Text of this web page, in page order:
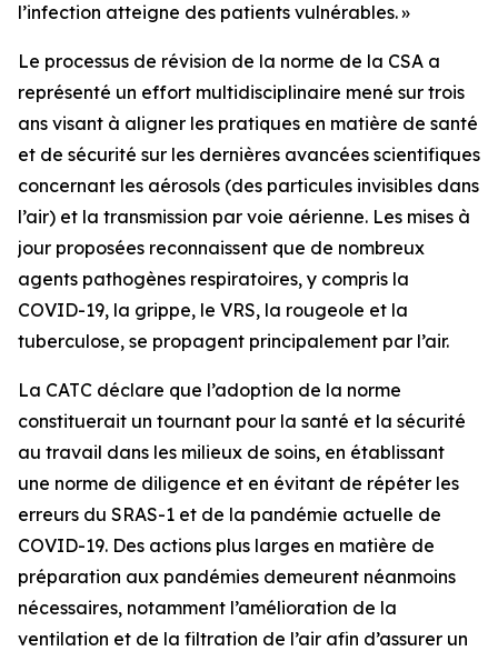
l’infection atteigne des patients vulnérables. »
Le processus de révision de la norme de la CSA a
représenté un effort multidisciplinaire mené sur trois
ans visant à aligner les pratiques en matière de santé
et de sécurité sur les dernières avancées scientifiques
concernant les aérosols (des particules invisibles dans
l’air) et la transmission par voie aérienne. Les mises à
jour proposées reconnaissent que de nombreux
agents pathogènes respiratoires, y compris la
COVID-19, la grippe, le VRS, la rougeole et la
tuberculose, se propagent principalement par l’air.
La CATC déclare que l’adoption de la norme
constituerait un tournant pour la santé et la sécurité
au travail dans les milieux de soins, en établissant
une norme de diligence et en évitant de répéter les
erreurs du SRAS-1 et de la pandémie actuelle de
COVID-19. Des actions plus larges en matière de
préparation aux pandémies demeurent néanmoins
nécessaires, notamment l’amélioration de la
ventilation et de la filtration de l’air afin d’assurer un